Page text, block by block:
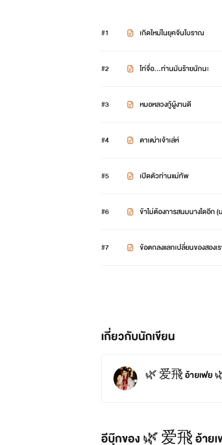
#1 เกิดใหม่ในยุคจีนโบราณ
#2 ไท่จื่อ...ท่านมันร้ายนักนะ
#3 หมอหลวงกู้ผู้งานดี
#4 ตาเฒ่าเจ้าเล่ห์
#5 เปิดตัวท่านแม่ทัพ
#6 ข้าไม่ต้องการสนมนางใดอีก (
#7 ข้อตกลงแลกเปลี่ยนของสองเ
เกี่ยวกับนักเขียน
🌿 爱飛 อ้ายเฟย
อีบุ๊กของ 🌿 爱飛 อ้าย